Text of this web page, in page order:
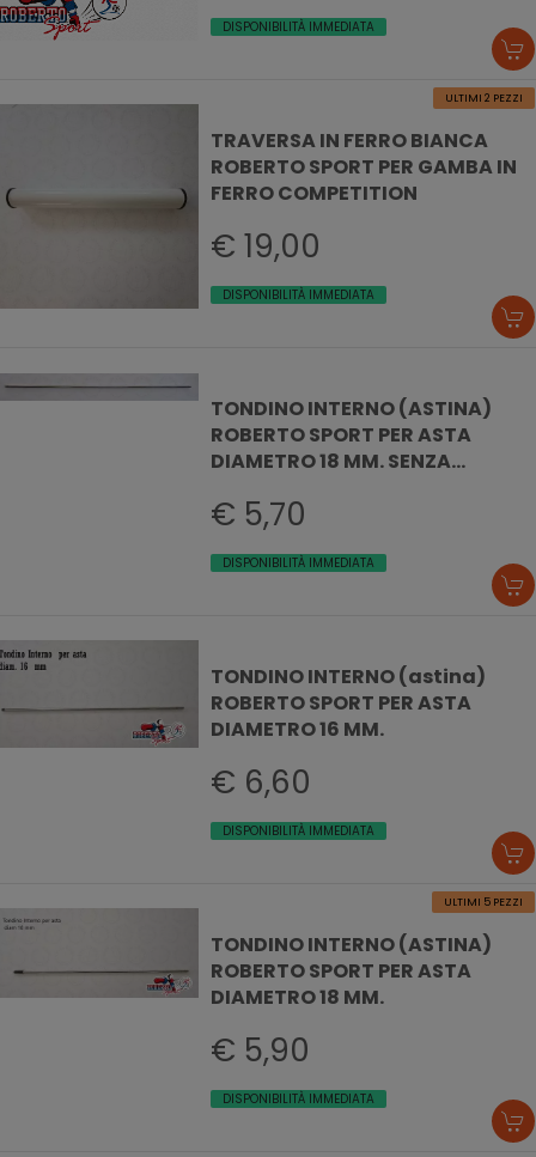
DISPONIBILITÀ IMMEDIATA
ULTIMI 2 PEZZI
TRAVERSA IN FERRO BIANCA
ROBERTO SPORT PER GAMBA IN
FERRO COMPETITION
€ 19,00
DISPONIBILITÀ IMMEDIATA
TONDINO INTERNO (ASTINA)
ROBERTO SPORT PER ASTA
DIAMETRO 18 MM. SENZA
€ 5,70
DISPONIBILITÀ IMMEDIATA
TONDINO INTERNO (astina)
ROBERTO SPORT PER ASTA
DIAMETRO 16 MM.
€ 6,60
DISPONIBILITÀ IMMEDIATA
ULTIMI 5 PEZZI
TONDINO INTERNO (ASTINA)
ROBERTO SPORT PER ASTA
DIAMETRO 18 MM.
€ 5,90
DISPONIBILITÀ IMMEDIATA